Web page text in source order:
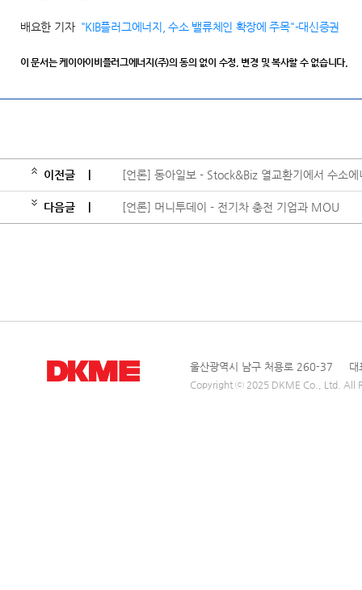
배요한 기자 "KIB플러그에너지, 수소 밸류체인 확장에 주목"-대신증권
이 문서는 케이아이비플러그에너지(주)의 동의 없이 수정, 변경 및 복사할 수 없습니다.
이전글 [언론] 동아일보 - Stock&Biz 열교환기에서 수소
다음글 [언론] 머니투데이 - 전기차 충전 기업과 MOU
울산광역시 남구 처용로 260-37
Copyright ⓒ 2025 DKME Co., Ltd. All